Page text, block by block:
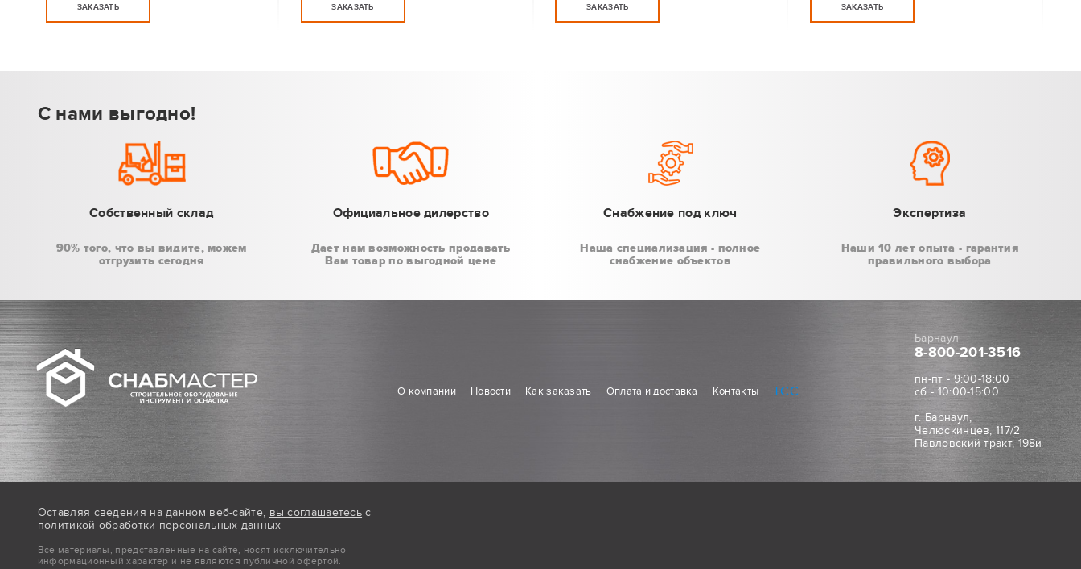
ЗАКАЗАТЬ ЗАКАЗАТЬ ЗАКАЗАТЬ ЗАКАЗАТЬ
С нами выгодно!
Собственный склад
90% того, что вы видите, можем
отгрузить сегодня
Официальное дилерство
Дает нам возможность продавать
Вам товар по выгодной цене
Снабжение под ключ
Наша специализация - полное
снабжение объектов
Экспертиза
Наши 10 лет опыта - гарантия
правильного выбора
О компании Новости Как заказать Оплата и доставка Контакты ТСС
Барнаул
8-800-201-3516
пн-пт - 9:00-18:00
сб - 10:00-15:00
г. Барнаул,
Челюскинцев, 117/2
Павловский тракт, 198и
Оставляя сведения на данном веб-сайте, вы соглашаетесь с
политикой обработки персональных данных
Все материалы, представленные на сайте, носят исключительно
информационный характер и не являются публичной офертой.